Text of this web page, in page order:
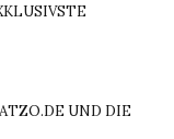
UND DIE